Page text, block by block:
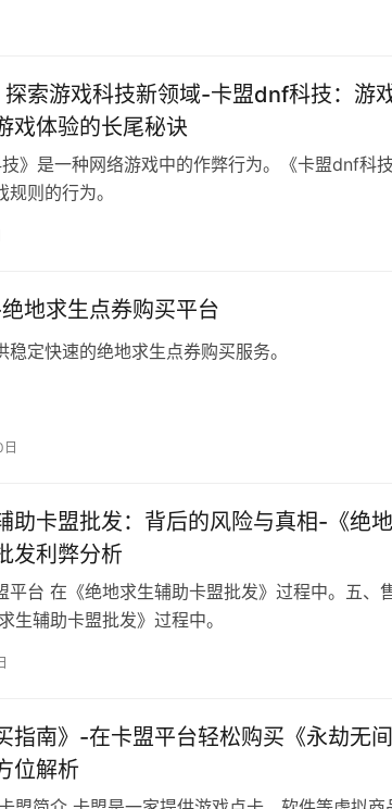
探索游戏科技新领域-卡盟dnf科技：游
戏体验的长尾秘诀
》是一种网络游戏中的作弊行为。《卡盟dnf科
则的行为。
地求生点券购买平台
定快速的绝地求生点券购买服务。
助卡盟批发：背后的风险与真相-《绝
发利弊分析
平台 在《绝地求生辅助卡盟批发》过程中。五、
生辅助卡盟批发》过程中。
指南》-在卡盟平台轻松购买《永劫无
位解析